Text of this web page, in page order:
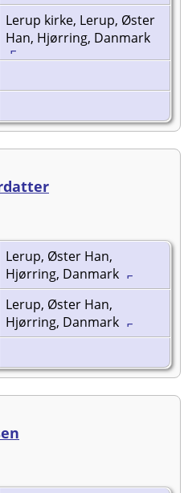
Lerup kirke, Lerup, Øster
Han, Hjørring, Danmark
Lerup, Øster Han,
Hjørring, Danmark
Lerup, Øster Han,
Hjørring, Danmark